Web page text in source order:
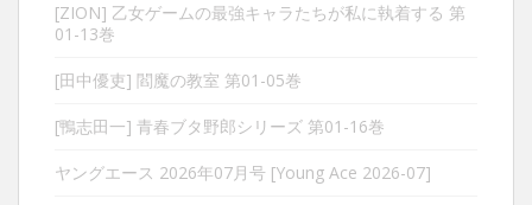
[ZION] 乙女ゲームの最強キャラたちが私に執着する 第
01-13巻
[田中優吏] 閻魔の教室 第01-05巻
[鴨志田一] 青春ブタ野郎シリーズ 第01-16巻
ヤングエース 2026年07月号 [Young Ace 2026-07]